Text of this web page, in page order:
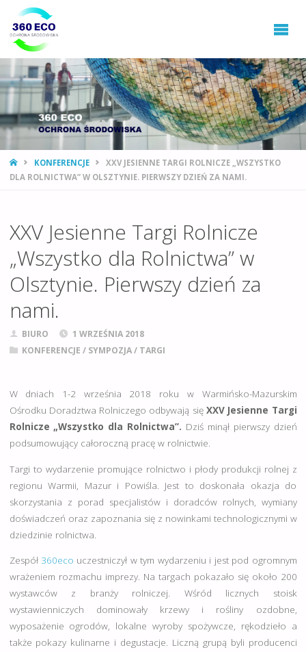
STRONA
GŁÓWNA
KONFERENCJE
XXV JESIENNE TARGI ROLNICZE „WSZYSTKO
DLA ROLNICTWA” W OLSZTYNIE. PIERWSZY DZIEŃ ZA NAMI.
XXV Jesienne Targi Rolnicze
„Wszystko dla Rolnictwa” w
Olsztynie. Pierwszy dzień za
nami.
BIURO
1 WRZEŚNIA 2018
KONFERENCJE / SYMPOZJA/ TARGI
W dniach 1-2 września 2018 roku w Warmińsko-Mazurskim
Ośrodku Doradztwa Rolniczego odbywają się XXV Jesienne Targi
Rolnicze „Wszystko dla Rolnictwa”. Dziś minął pierwszy dzień
podsumowujący całoroczną pracę w rolnictwie.
Targi to wydarzenie promujące rolnictwo i płody produkcji rolnej z
regionu Warmii, Mazur i Powiśla. Jest to doskonała okazja do
skorzystania z porad specjalistów i doradców rolnych, wymiany
doświadczeń oraz zapoznania się z nowinkami technologicznymi w
dziedzinie rolnictwa.
Zespół 360eco uczestniczył w tym wydarzeniu i jest pod ogromnym
wrażeniem rozmachu imprezy. Na targach pokazało się około 200
wystawców z branży rolniczej. Wśród licznych stoisk
wystawienniczych dominowały krzewy i rośliny ozdobne,
wyposażenie ogrodów, lokalne wyroby spożywcze, rękodzieło a
także pokazy kulinarne i degustacje. Liczną grupą byli producenci